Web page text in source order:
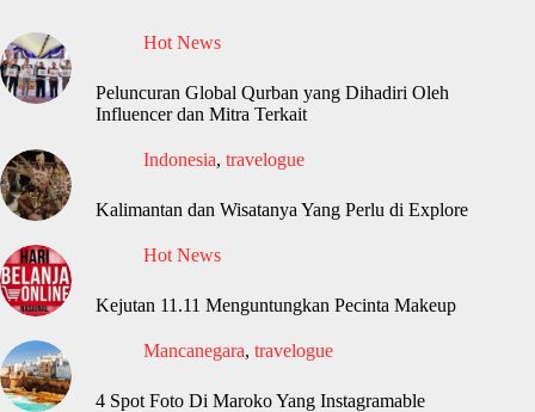
Hot News
Peluncuran Global Qurban yang Dihadiri Oleh
Influencer dan Mitra Terkait
Indonesia, travelogue
Kalimantan dan Wisatanya Yang Perlu di Explore
Hot News
Kejutan 11.11 Menguntungkan Pecinta Makeup
Mancanegara, travelogue
4 Spot Foto Di Maroko Yang Instagramable